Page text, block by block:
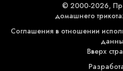
© 2000-2026,
домашнего
Соглашения в отношении
Вверх